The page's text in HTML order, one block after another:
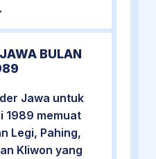
.
BULAN
Jawa untuk
1989 memuat
Legi, Pahing,
Kliwon yang